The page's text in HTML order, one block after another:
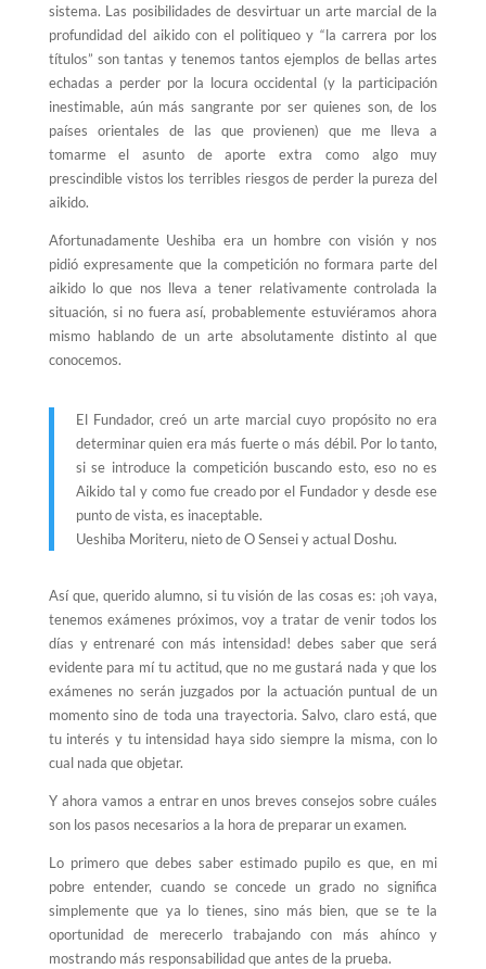
sistema. Las posibilidades de desvirtuar un arte marcial de la
profundidad del aikido con el politiqueo y “la carrera por los
títulos” son tantas y tenemos tantos ejemplos de bellas artes
echadas a perder por la locura occidental (y la participación
inestimable, aún más sangrante por ser quienes son, de los
países orientales de las que provienen) que me lleva a
tomarme el asunto de aporte extra como algo muy
prescindible vistos los terribles riesgos de perder la pureza del
aikido.
Afortunadamente Ueshiba era un hombre con visión y nos
pidió expresamente que la competición no formara parte del
aikido lo que nos lleva a tener relativamente controlada la
situación, si no fuera así, probablemente estuviéramos ahora
mismo hablando de un arte absolutamente distinto al que
conocemos.
El Fundador, creó un arte marcial cuyo propósito no era
determinar quien era más fuerte o más débil. Por lo tanto,
si se introduce la competición buscando esto, eso no es
Aikido tal y como fue creado por el Fundador y desde ese
punto de vista, es inaceptable.
Ueshiba Moriteru, nieto de O Sensei y actual Doshu.
Así que, querido alumno, si tu visión de las cosas es: ¡oh vaya,
tenemos exámenes próximos, voy a tratar de venir todos los
días y entrenaré con más intensidad! debes saber que será
evidente para mí tu actitud, que no me gustará nada y que los
exámenes no serán juzgados por la actuación puntual de un
momento sino de toda una trayectoria. Salvo, claro está, que
tu interés y tu intensidad haya sido siempre la misma, con lo
cual nada que objetar.
Y ahora vamos a entrar en unos breves consejos sobre cuáles
son los pasos necesarios a la hora de preparar un examen.
Lo primero que debes saber estimado pupilo es que, en mi
pobre entender, cuando se concede un grado no significa
simplemente que ya lo tienes, sino más bien, que se te la
oportunidad de merecerlo trabajando con más ahínco y
mostrando más responsabilidad que antes de la prueba.